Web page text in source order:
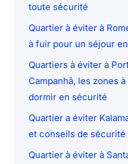
toute sécurité
Quartier à éviter à
à fuir pour un séjour
Quartiers à éviter à
Campanhã, les zones
dormir en sécurité
Quartier a éviter
et conseils de
Quartier à éviter à